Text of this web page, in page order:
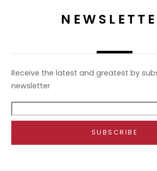
Receive the latest and greatest by
newsletter